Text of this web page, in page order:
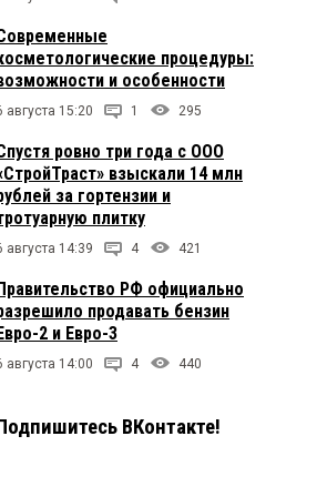
процедуры:
и особенности
августа 15:20 1 295
ровно три года с ООО
взыскали 14 млн
за гортензии и
плитку
августа 14:39 4 421
РФ официально
продавать бензин
2 и Евро-3
августа 14:00 4 440
ВКонтакте!